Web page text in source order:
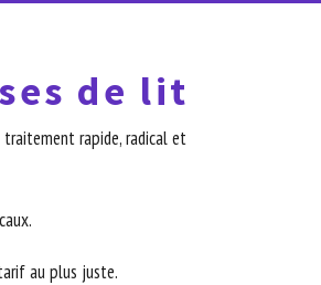
de lit
rapide, radical et
au plus juste.